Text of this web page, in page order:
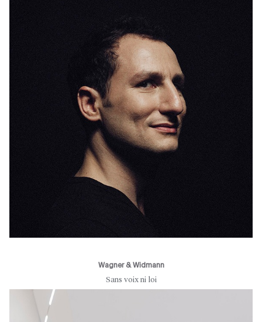
Wagner & Widmann
Sans voix ni loi